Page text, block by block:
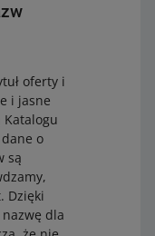
oferty i
i jasne
Katalogu
o
są
Dzięki
dla